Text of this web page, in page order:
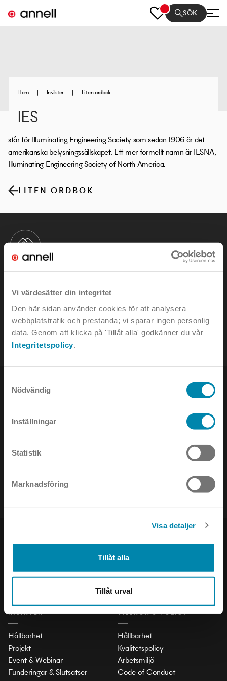
Vi värdesätter din integritet
Den här sidan använder cookies för att analysera
webbplatstrafik och prestanda; vi sparar ingen personlig
data. Genom att klicka på 'Tillåt alla' godkänner du vår
Integritetspolicy.
Nödvändig
Inställningar
Statistik
Marknadsföring
Visa detaljer
Tillåt alla
Tillåt urval
SÖK
Hem | Insikter | Liten ordbok
IES
står för Illuminating Engineering Society som sedan 1906 är det
amerikanska belysningssällskapet. Ett mer formellt namn är IESNA,
Illuminating Engineering Society of North America.
LITEN ORDBOK
KONTAKTA OSS
e-mail:info@annell.se
tel:08-442 90 00
NYHETSBREV
Håll dig uppdaterad om det senaste inom ljusets värld!
Utomhus
INSIKTER
Hållbarhet
Projekt
Event & Webinar
Funderingar & Slutsatser
LinkedIn
Facebook
Instagram
VILLKOR & POLICY
Hållbarhet
Kvalitetspolicy
Arbetsmiljö
Code of Conduct